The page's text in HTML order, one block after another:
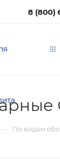
8 (800)
— По видам